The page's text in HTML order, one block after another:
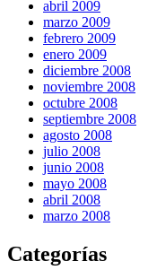
abril 2009
marzo 2009
febrero 2009
enero 2009
diciembre 2008
noviembre 2008
octubre 2008
septiembre 2008
agosto 2008
julio 2008
junio 2008
mayo 2008
abril 2008
marzo 2008
Categorías